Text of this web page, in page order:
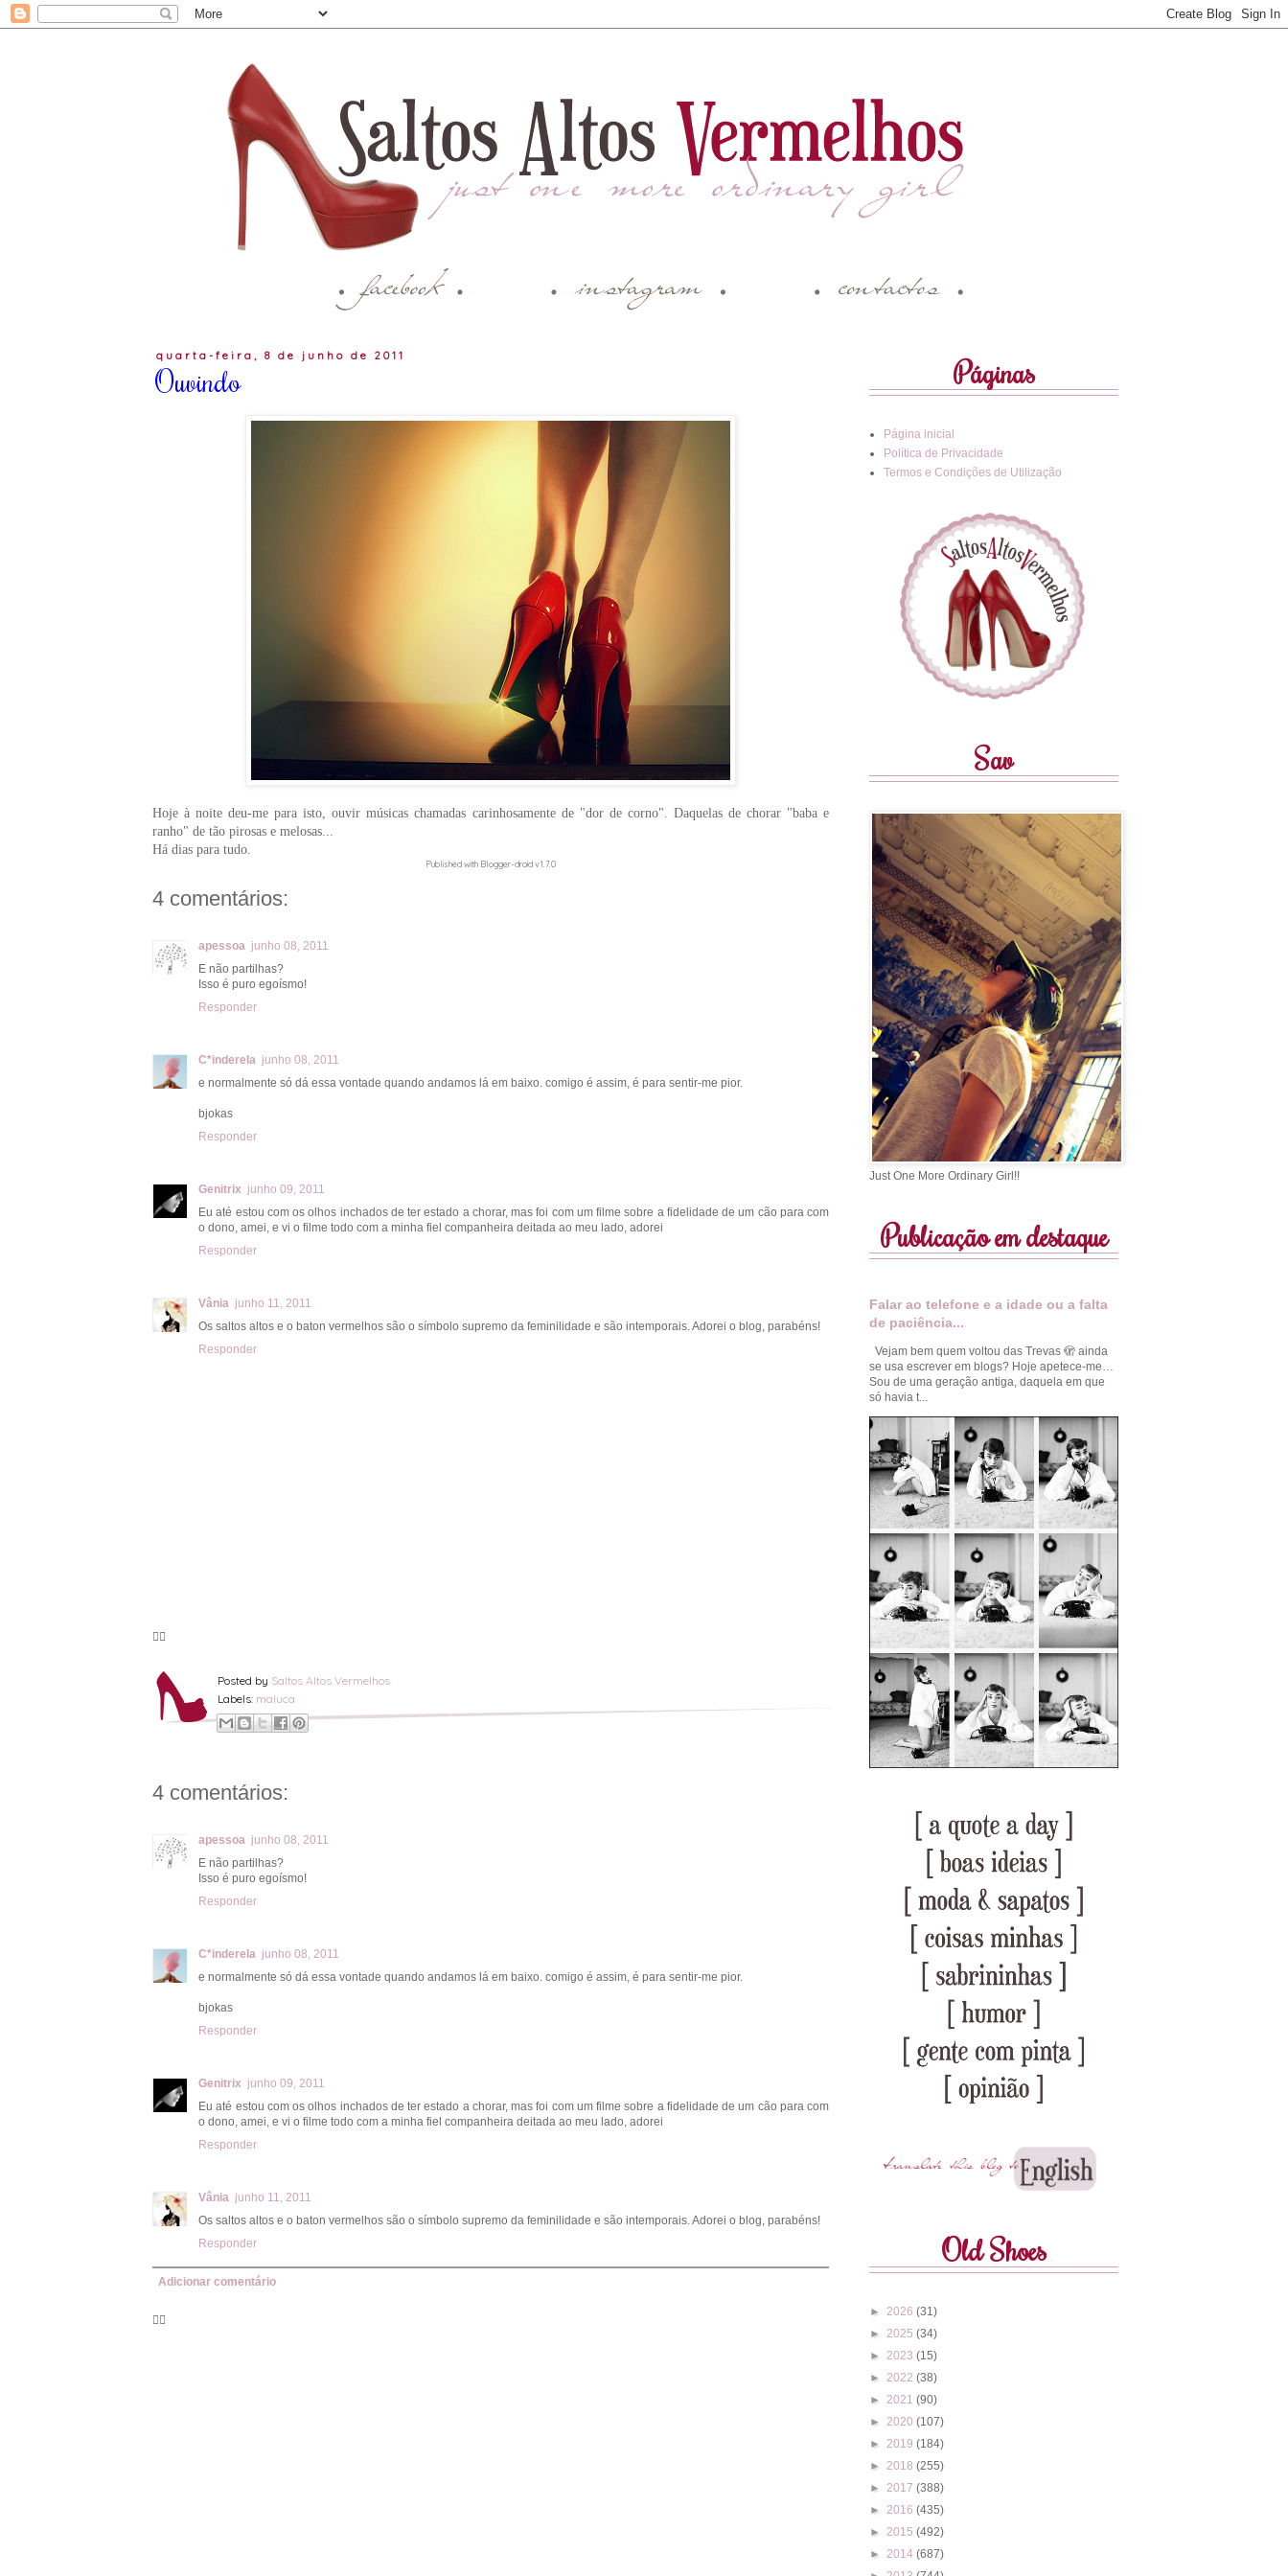
quarta-feira, 8 de junho de 2011
Ouvindo
Hoje à noite deu-me para isto, ouvir músicas chamadas carinhosamente de "dor de corno". Daquelas de chorar "baba e
ranho" de tão pirosas e melosas...
Há dias para tudo.
Published with Blogger-droid v1.7.0
4 comentários:
apessoa junho 08, 2011
E não partilhas?
Isso é puro egoísmo!
Responder
C*inderela junho 08, 2011
e normalmente só dá essa vontade quando andamos lá em baixo. comigo é assim, é para sentir-me pior.
bjokas
Responder
Genitrix junho 09, 2011
Eu até estou com os olhos inchados de ter estado a chorar, mas foi com um filme sobre a fidelidade de um cão para com
o dono, amei, e vi o filme todo com a minha fiel companheira deitada ao meu lado, adorei
Responder
Vânia junho 11, 2011
Os saltos altos e o baton vermelhos são o símbolo supremo da feminilidade e são intemporais. Adorei o blog, parabéns!
Responder
🦸‍♀️
Posted by Saltos Altos Vermelhos
Labels: maluca
4 comentários:
apessoa junho 08, 2011
E não partilhas?
Isso é puro egoísmo!
Responder
C*inderela junho 08, 2011
e normalmente só dá essa vontade quando andamos lá em baixo. comigo é assim, é para sentir-me pior.
bjokas
Responder
Genitrix junho 09, 2011
Eu até estou com os olhos inchados de ter estado a chorar, mas foi com um filme sobre a fidelidade de um cão para com
o dono, amei, e vi o filme todo com a minha fiel companheira deitada ao meu lado, adorei
Responder
Vânia junho 11, 2011
Os saltos altos e o baton vermelhos são o símbolo supremo da feminilidade e são intemporais. Adorei o blog, parabéns!
Responder
Adicionar comentário
🦸‍♀️
Páginas
Página inicial
Política de Privacidade
Termos e Condições de Utilização
Sav
Just One More Ordinary Girl!!
Publicação em destaque
Falar ao telefone e a idade ou a falta
de paciência...
Vejam bem quem voltou das Trevas 🫣 ainda
se usa escrever em blogs? Hoje apetece-me…
Sou de uma geração antiga, daquela em que
só havia t...
Old Shoes
► 2026 (31)
► 2025 (34)
► 2023 (15)
► 2022 (38)
► 2021 (90)
► 2020 (107)
► 2019 (184)
► 2018 (255)
► 2017 (388)
► 2016 (435)
► 2015 (492)
► 2014 (687)